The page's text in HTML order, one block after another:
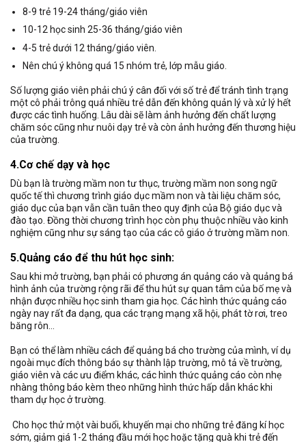
8-9 trẻ 19-24 tháng/giáo viên
10-12 học sinh 25-36 tháng/giáo viên
4-5 trẻ dưới 12 tháng/giáo viên.
Nên chú ý không quá 15 nhóm trẻ, lớp mẫu giáo.
Số lượng giáo viên phải chú ý cân đối với số trẻ để tránh tình trạng
một cô phải trông quá nhiều trẻ dẫn đến không quản lý và xử lý hết
được các tình huống. Lâu dài sẽ làm ảnh hưởng đến chất lượng
chăm sóc cũng như nuôi dạy trẻ và còn ảnh hưởng đến thương hiệu
của trường.
4.Cơ chế dạy và học
Dù bạn là trường mầm non tư thục, trường mầm non song ngữ
quốc tế thì chương trình giáo dục mầm non và tài liệu chăm sóc,
giáo dục của bạn vẫn cần tuân theo quy định của Bộ giáo dục và
đào tạo. Đồng thời chương trình học còn phụ thuộc nhiều vào kinh
nghiệm cũng như sự sáng tạo của các cô giáo ở trường mầm non.
5.Quảng cáo để thu hút học sinh:
Sau khi mở trường, bạn phải có phương án quảng cáo và quảng bá
hình ảnh của trường rộng rãi để thu hút sự quan tâm của bố mẹ và
nhận được nhiều học sinh tham gia học. Các hình thức quảng cáo
ngày nay rất đa dạng, qua các trạng mạng xã hội, phát tờ rơi, treo
băng rôn…
Bạn có thể làm nhiều cách để quảng bá cho trường của mình, ví dụ
ngoài mục đích thông báo sự thành lập trường, mô tả về trường,
giáo viên và các ưu điểm khác, các hình thức quảng cáo còn nhẹ
nhàng thông báo kèm theo những hình thức hấp dẫn khác khi
tham dự học ở trường.
Cho học thử một vài buổi, khuyến mại cho những trẻ đăng kí học
sớm, giảm giá 1-2 tháng đầu mới học hoặc tặng quà khi trẻ đến